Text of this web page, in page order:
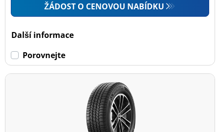
ŽÁDOST O CENOVOU NABÍDKU
Další informace
Porovnejte